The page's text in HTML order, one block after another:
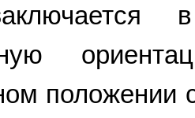
положении